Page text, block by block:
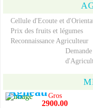
Cellule d'Ecoute et
Prix des fruits et légumes
Reconnaissance Agriculteur
Agneau Gros
2900.00